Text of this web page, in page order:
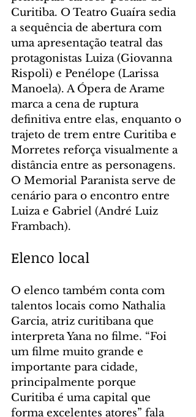
Curitiba. O Teatro Guaíra sedia
a sequência de abertura com
uma apresentação teatral das
protagonistas Luiza (Giovanna
Rispoli) e Penélope (Larissa
Manoela). A Ópera de Arame
marca a cena de ruptura
definitiva entre elas, enquanto o
trajeto de trem entre Curitiba e
Morretes reforça visualmente a
distância entre as personagens.
O Memorial Paranista serve de
cenário para o encontro entre
Luiza e Gabriel (André Luiz
Frambach).
Elenco local
O elenco também conta com
talentos locais como Nathalia
Garcia, atriz curitibana que
interpreta Yana no filme. “Foi
um filme muito grande e
importante para cidade,
principalmente porque
Curitiba é uma capital que
forma excelentes atores” fala